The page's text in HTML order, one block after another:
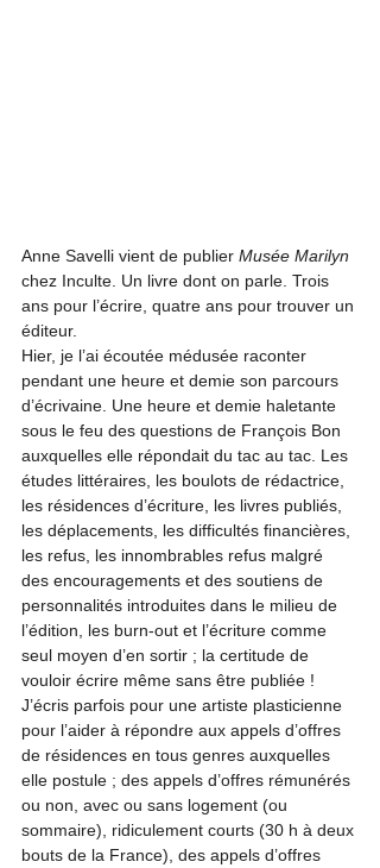
Anne Savelli vient de publier Musée Marilyn
chez Inculte. Un livre dont on parle. Trois
ans pour l’écrire, quatre ans pour trouver un
éditeur.
Hier, je l’ai écoutée médusée raconter
pendant une heure et demie son parcours
d’écrivaine. Une heure et demie haletante
sous le feu des questions de François Bon
auxquelles elle répondait du tac au tac. Les
études littéraires, les boulots de rédactrice,
les résidences d’écriture, les livres publiés,
les déplacements, les difficultés financières,
les refus, les innombrables refus malgré
des encouragements et des soutiens de
personnalités introduites dans le milieu de
l’édition, les burn-out et l’écriture comme
seul moyen d’en sortir ; la certitude de
vouloir écrire même sans être publiée !
J’écris parfois pour une artiste plasticienne
pour l’aider à répondre aux appels d’offres
de résidences en tous genres auxquelles
elle postule ; des appels d’offres rémunérés
ou non, avec ou sans logement (ou
sommaire), ridiculement courts (30 h à deux
bouts de la France), des appels d’offres